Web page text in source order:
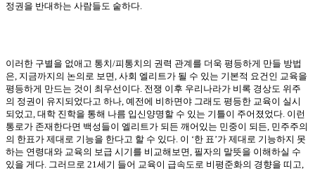
정권을 반대하는 사람들도 숱하다.
이러한 구별을 없애고 통치/피통치의 권력 관계를 더욱 평등하게 만들 방법
은, 지금까지의 논의로 보면, 사회 엘리트가 될 수 있는 기본적 요건인 교육을
평등하게 만드는 것이 최우선이다. 전쟁 이후 우리나라가 비록 경상도 위주
의 정권이 유지되었다고 하나, 예전에 비하면야 그래도 평등한 교육이 실시
되었고, 대학 진학을 통해 나름 입신양명할 수 있는 기틀이 주어졌었다. 이런
통로가 존재한다면 백성들이 엘리트가 되든 깨어있는 민중이 되든, 민주주의
의 한표가 제대로 기능을 한다고 할 수 있다. 이 ‘한 표’가 제대로 기능하지 못
하는 연령대와 교육의 보급 시기를 비교해보면, 필자의 말뜻을 이해하실 수
있을 게다. 그러므로 21세기 들어 교육이 급속도로 비평준화의 경향을 띠고,